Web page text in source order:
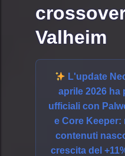
Valheim
L'update
aprile 2026ha
ufficiali con
e Core Keeper:
contenuti
crescita del